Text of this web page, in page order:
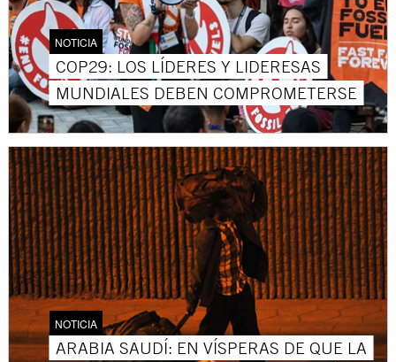
NOTICIA
COP29: LOS LÍDERES Y LIDERESAS
MUNDIALES DEBEN COMPROMETERSE
NOTICIA
ARABIA SAUDÍ: EN VÍSPERAS DE QUE LA